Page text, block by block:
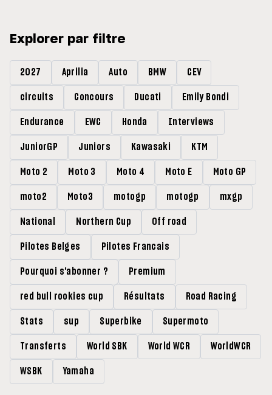
Explorer par filtre
2027 Aprilia Auto BMW CEV
circuits Concours Ducati Emily Bondi
Endurance EWC Honda Interviews
JuniorGP Juniors Kawasaki KTM
Moto 2 Moto 3 Moto 4 Moto E Moto GP
moto2 Moto3 motogp motogp mxgp
National Northern Cup Off road
Pilotes Belges Pilotes Francais
Pourquoi s'abonner ? Premium
red bull rookies cup Résultats Road Racing
Stats sup Superbike Supermoto
Transferts World SBK World WCR WorldWCR
WSBK Yamaha